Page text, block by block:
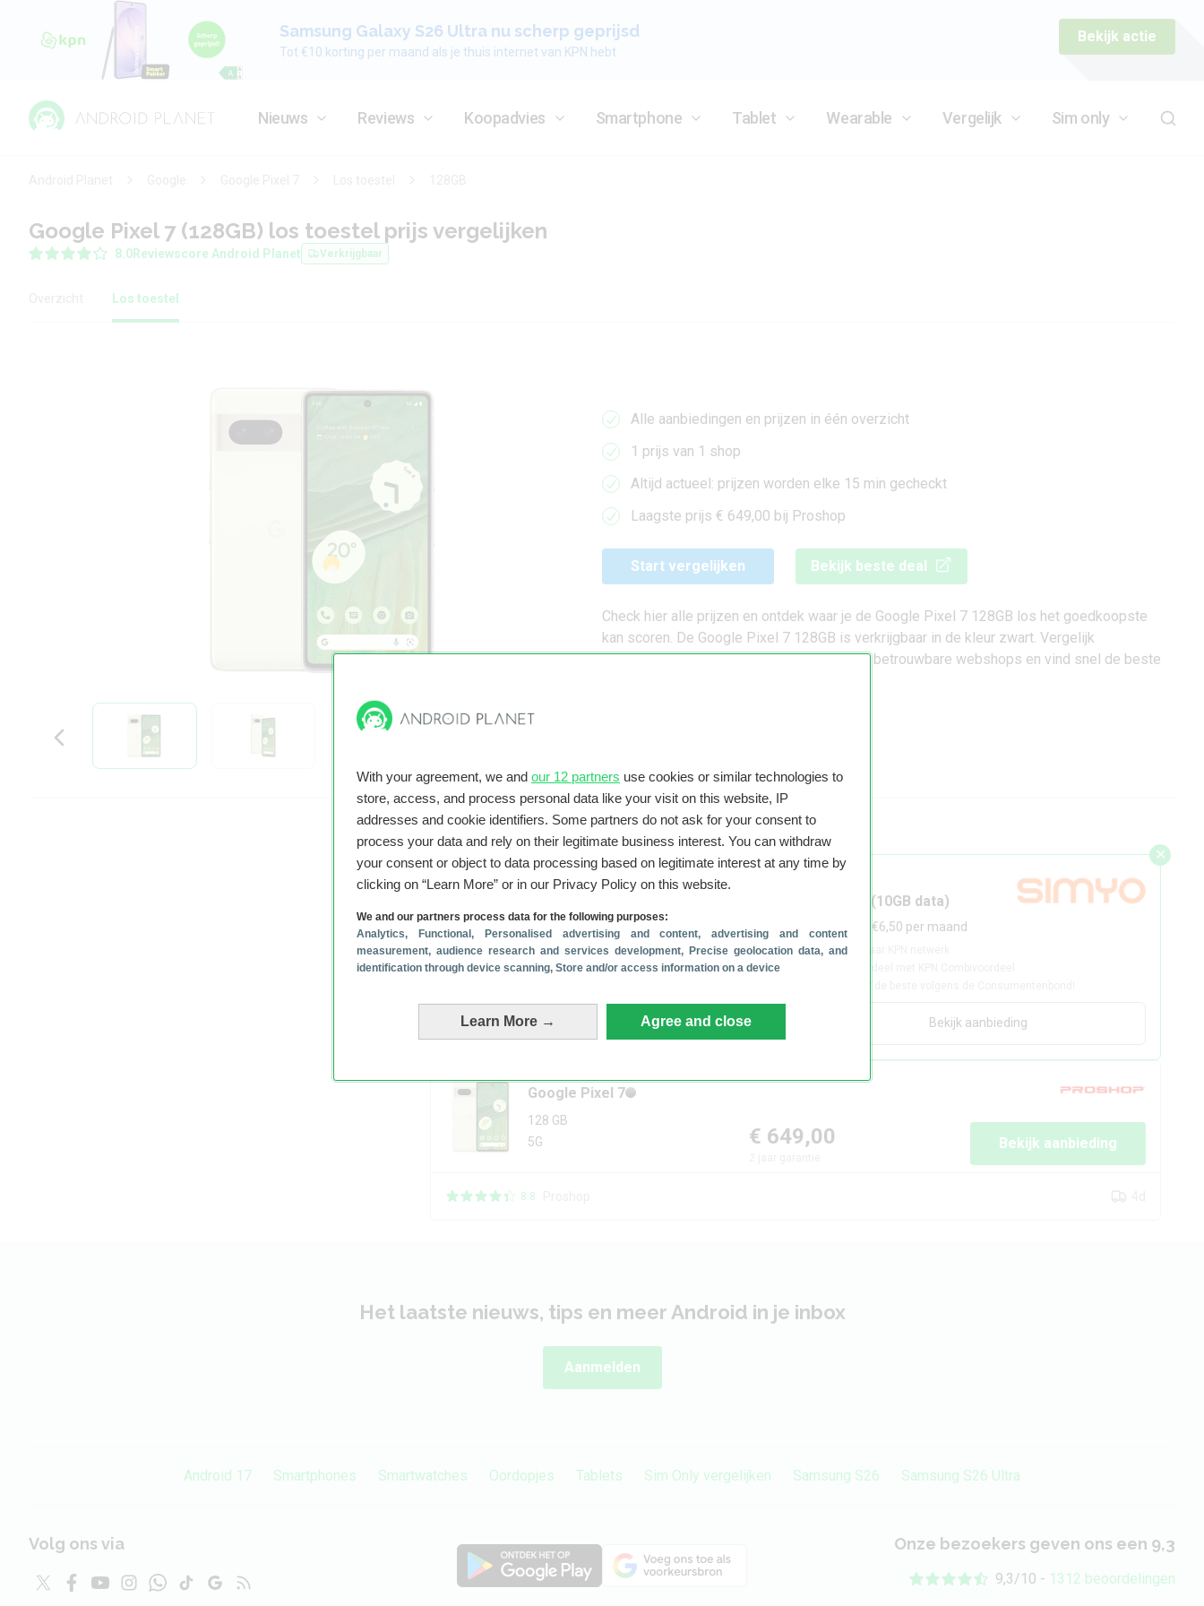
With your agreement, we and our 12 partners use cookies or similar technologies to
store, access, and process personal data like your visit on this website, IP
addresses and cookie identifiers. Some partners do not ask for your consent to
process your data and rely on their legitimate business interest. You can withdraw
your consent or object to data processing based on legitimate interest at any time by
clicking on “Learn More” or in our Privacy Policy on this website.
We and our partners process data for the following purposes:
Analytics, Functional , Personalised advertising and content, advertising and content
measurement, audience research and services development, Precise geolocation data, and
identification through device scanning, Store and/or access information on a device
Learn More → Agree and close
Samsung Galaxy S26 Ultra nu scherp geprijsd
Tot €10 korting per maand als je thuis internet van KPN hebt
Bekijk actie
Nieuws Reviews Koopadvies Smartphone Tablet Wearable Vergelijk Sim only
Google Pixel 7 (128GB) los toestel prijs vergelijken
8.0Reviewscore Android Planet Verkrijgbaar
Los toestel
Alle aanbiedingen en prijzen in één overzicht
1 prijs van 1 shop
Altijd actueel: prijzen worden elke 15 min gecheckt
Laagste prijs € 649,00 bij Proshop
Start vergelijken Bekijk beste deal
Check hier alle prijzen en ontdek waar je de Google Pixel 7 128GB los het goedkoopste
kan scoren. De Google Pixel 7 128GB is verkrijgbaar in de kleur zwart. Vergelijk
eenvoudig alle prijzen en aanbiedingen van betrouwbare webshops en vind snel de beste
1 resultaat vanaf€ 649,00
Gesponsord
Tot €10 korting per maand
✓Extra voordeel als je thuis KPN hebt:
✓Dubbele data en gratis Netflix
Bekijk aanbieding
✕
Sim only (10GB data)
40GB voor €6,50 per maand
✓Betrouwbaar KPN netwerk
Bekijk aanbieding
Google Pixel 7
128 GB
5G
€ 649,00 Bekijk aanbieding
8.8
Het laatste nieuws, tips en meer Android in je inbox
Aanmelden
Android 17 Smartphones Smartwatches Oordopjes Tablets Sim Only vergelijken Samsung S26 Samsung S26 Ultra
Volg ons via Onze bezoekers geven ons een 9,3
9,3/10 - 1312 beoordelingen